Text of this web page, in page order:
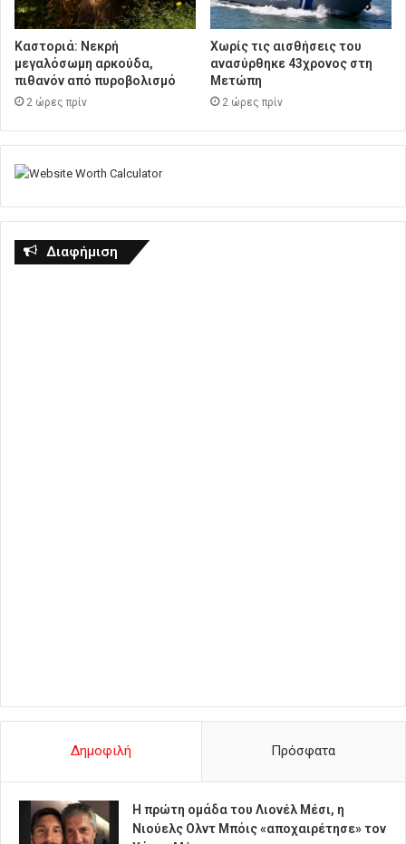
Καστοριά: Νεκρή
μεγαλόσωμη αρκούδα,
πιθανόν από πυροβολισμό
2 ώρες πρίν
Χωρίς τις αισθήσεις του
ανασύρθηκε 43χρονος στη
Μετώπη
2 ώρες πρίν
Διαφήμιση
Δημοφιλή Πρόσφατα
Η πρώτη ομάδα του Λιονέλ Μέσι, η
Νιούελς Ολντ Μπόις «αποχαιρέτησε» τον